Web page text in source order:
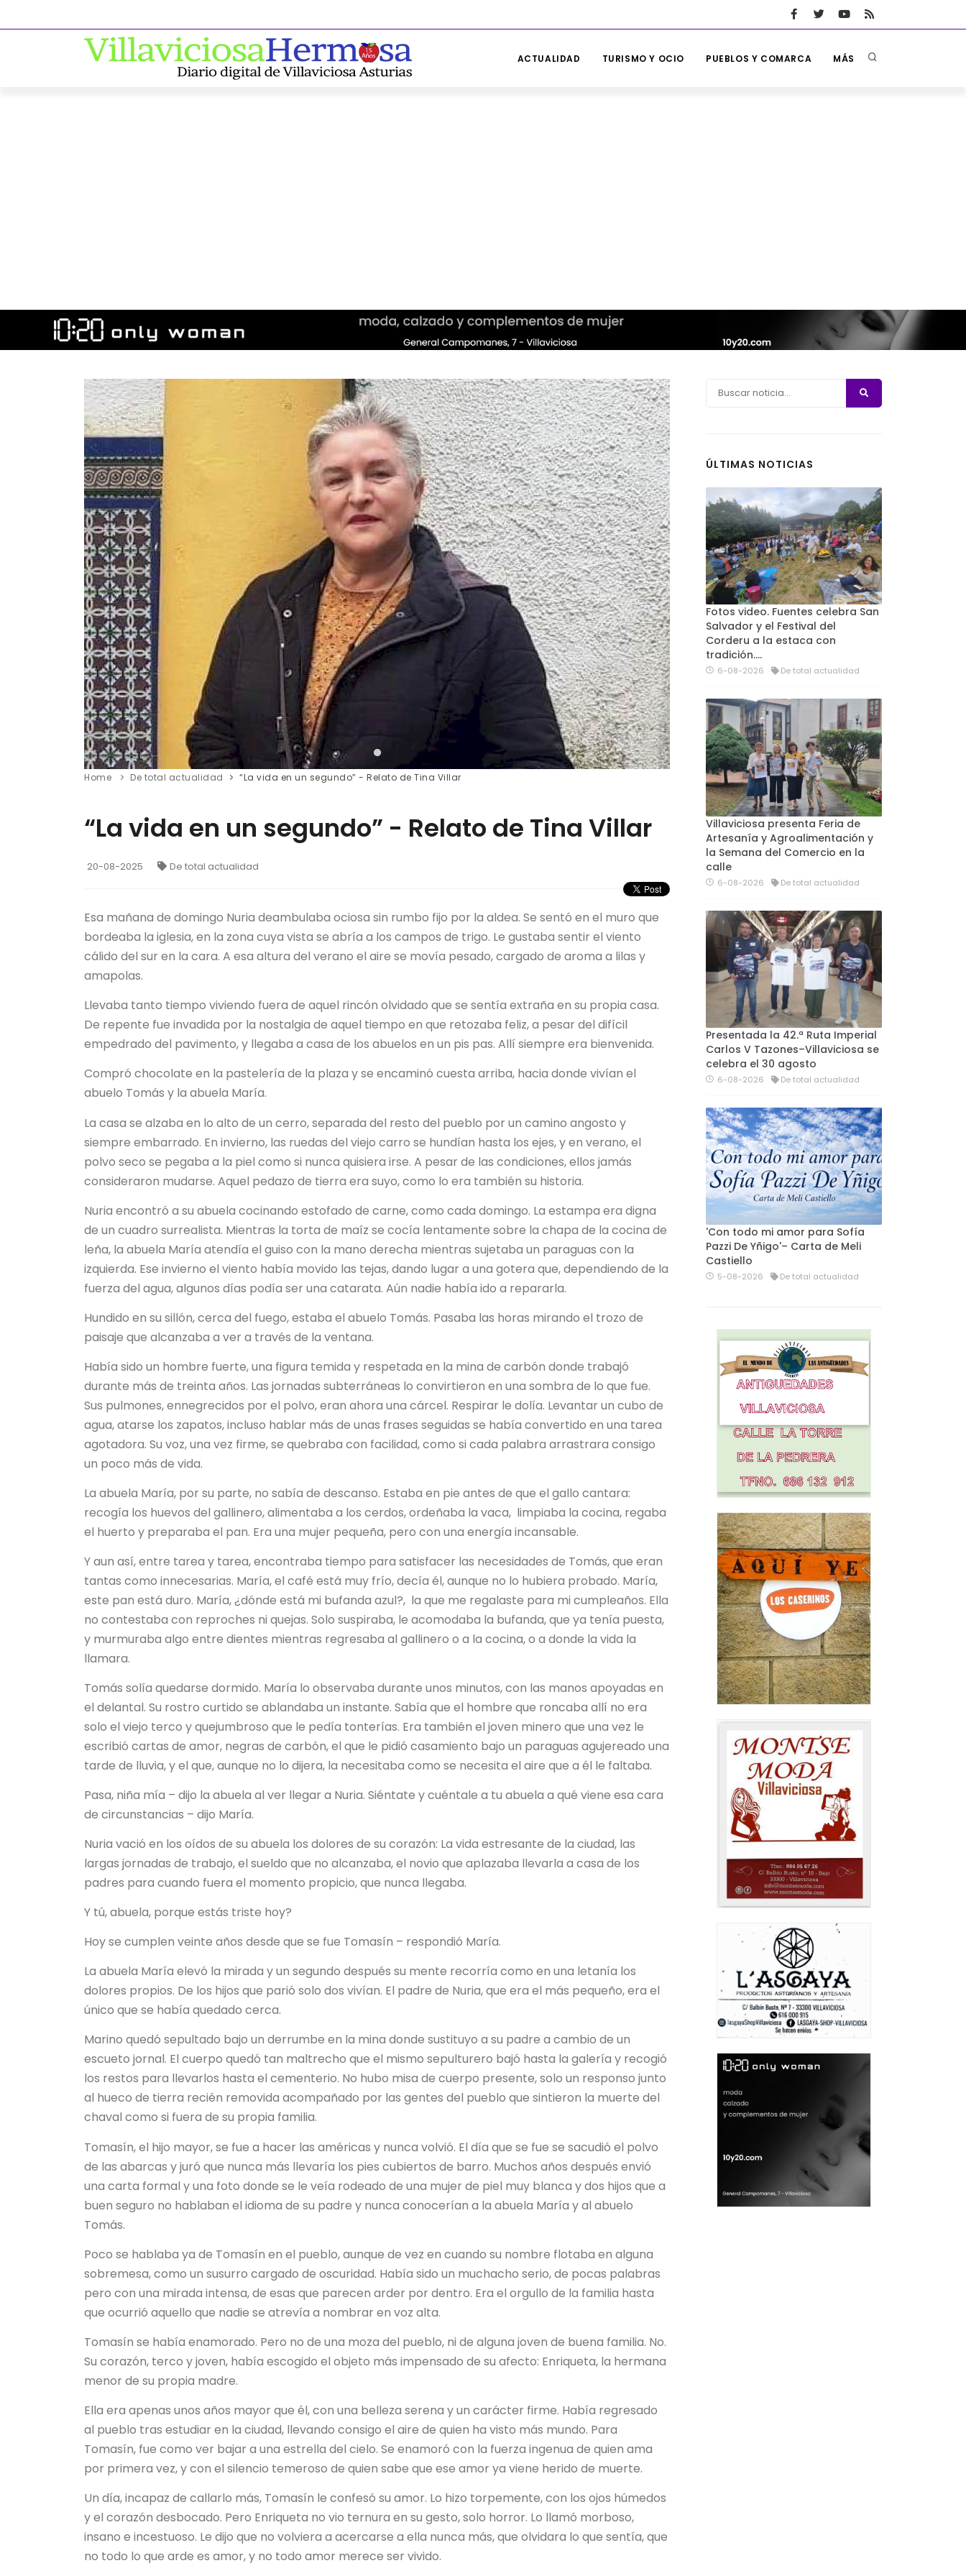
ACTUALIDAD TURISMO Y OCIO PUEBLOS Y COMARCA MÁS
Home De total actualidad “La vida en un segundo” - Relato de Tina Villar
“La vida en un segundo” - Relato de Tina Villar
20-08-2025 De total actualidad
Esa mañana de domingo Nuria deambulaba ociosa sin rumbo fijo por la aldea. Se sentó en el muro que
bordeaba la iglesia, en la zona cuya vista se abría a los campos de trigo. Le gustaba sentir el viento
cálido del sur en la cara. A esa altura del verano el aire se movía pesado, cargado de aroma a lilas y
amapolas.
Llevaba tanto tiempo viviendo fuera de aquel rincón olvidado que se sentía extraña en su propia casa.
De repente fue invadida por la nostalgia de aquel tiempo en que retozaba feliz, a pesar del difícil
empedrado del pavimento, y llegaba a casa de los abuelos en un pis pas. Allí siempre era bienvenida.
Compró chocolate en la pastelería de la plaza y se encaminó cuesta arriba, hacia donde vivían el
abuelo Tomás y la abuela María.
La casa se alzaba en lo alto de un cerro, separada del resto del pueblo por un camino angosto y
siempre embarrado. En invierno, las ruedas del viejo carro se hundían hasta los ejes, y en verano, el
polvo seco se pegaba a la piel como si nunca quisiera irse. A pesar de las condiciones, ellos jamás
consideraron mudarse. Aquel pedazo de tierra era suyo, como lo era también su historia.
Nuria encontró a su abuela cocinando estofado de carne, como cada domingo. La estampa era digna
de un cuadro surrealista. Mientras la torta de maíz se cocía lentamente sobre la chapa de la cocina de
leña, la abuela María atendía el guiso con la mano derecha mientras sujetaba un paraguas con la
izquierda. Ese invierno el viento había movido las tejas, dando lugar a una gotera que, dependiendo de la
fuerza del agua, algunos días podía ser una catarata. Aún nadie había ido a repararla.
Hundido en su sillón, cerca del fuego, estaba el abuelo Tomás. Pasaba las horas mirando el trozo de
paisaje que alcanzaba a ver a través de la ventana.
Había sido un hombre fuerte, una figura temida y respetada en la mina de carbón donde trabajó
durante más de treinta años. Las jornadas subterráneas lo convirtieron en una sombra de lo que fue.
Sus pulmones, ennegrecidos por el polvo, eran ahora una cárcel. Respirar le dolía. Levantar un cubo de
agua, atarse los zapatos, incluso hablar más de unas frases seguidas se había convertido en una tarea
agotadora. Su voz, una vez firme, se quebraba con facilidad, como si cada palabra arrastrara consigo
un poco más de vida.
La abuela María, por su parte, no sabía de descanso. Estaba en pie antes de que el gallo cantara:
recogía los huevos del gallinero, alimentaba a los cerdos, ordeñaba la vaca, limpiaba la cocina, regaba
el huerto y preparaba el pan. Era una mujer pequeña, pero con una energía incansable.
Y aun así, entre tarea y tarea, encontraba tiempo para satisfacer las necesidades de Tomás, que eran
tantas como innecesarias. María, el café está muy frío, decía él, aunque no lo hubiera probado. María,
este pan está duro. María, ¿dónde está mi bufanda azul?, la que me regalaste para mi cumpleaños. Ella
no contestaba con reproches ni quejas. Solo suspiraba, le acomodaba la bufanda, que ya tenía puesta,
y murmuraba algo entre dientes mientras regresaba al gallinero o a la cocina, o a donde la vida la
llamara.
Tomás solía quedarse dormido. María lo observaba durante unos minutos, con las manos apoyadas en
el delantal. Su rostro curtido se ablandaba un instante. Sabía que el hombre que roncaba allí no era
solo el viejo terco y quejumbroso que le pedía tonterías. Era también el joven minero que una vez le
escribió cartas de amor, negras de carbón, el que le pidió casamiento bajo un paraguas agujereado una
tarde de lluvia, y el que, aunque no lo dijera, la necesitaba como se necesita el aire que a él le faltaba.
Pasa, niña mía – dijo la abuela al ver llegar a Nuria. Siéntate y cuéntale a tu abuela a qué viene esa cara
de circunstancias – dijo María.
Nuria vació en los oídos de su abuela los dolores de su corazón: La vida estresante de la ciudad, las
largas jornadas de trabajo, el sueldo que no alcanzaba, el novio que aplazaba llevarla a casa de los
padres para cuando fuera el momento propicio, que nunca llegaba.
Y tú, abuela, porque estás triste hoy?
Hoy se cumplen veinte años desde que se fue Tomasín – respondió María.
La abuela María elevó la mirada y un segundo después su mente recorría como en una letanía los
dolores propios. De los hijos que parió solo dos vivían. El padre de Nuria, que era el más pequeño, era el
único que se había quedado cerca.
Marino quedó sepultado bajo un derrumbe en la mina donde sustituyo a su padre a cambio de un
escueto jornal. El cuerpo quedó tan maltrecho que el mismo sepulturero bajó hasta la galería y recogió
los restos para llevarlos hasta el cementerio. No hubo misa de cuerpo presente, solo un responso junto
al hueco de tierra recién removida acompañado por las gentes del pueblo que sintieron la muerte del
chaval como si fuera de su propia familia.
Tomasín, el hijo mayor, se fue a hacer las américas y nunca volvió. El día que se fue se sacudió el polvo
de las abarcas y juró que nunca más llevaría los pies cubiertos de barro. Muchos años después envió
una carta formal y una foto donde se le veía rodeado de una mujer de piel muy blanca y dos hijos que a
buen seguro no hablaban el idioma de su padre y nunca conocerían a la abuela María y al abuelo
Tomás.
Poco se hablaba ya de Tomasín en el pueblo, aunque de vez en cuando su nombre flotaba en alguna
sobremesa, como un susurro cargado de oscuridad. Había sido un muchacho serio, de pocas palabras
pero con una mirada intensa, de esas que parecen arder por dentro. Era el orgullo de la familia hasta
que ocurrió aquello que nadie se atrevía a nombrar en voz alta.
Tomasín se había enamorado. Pero no de una moza del pueblo, ni de alguna joven de buena familia. No.
Su corazón, terco y joven, había escogido el objeto más impensado de su afecto: Enriqueta, la hermana
menor de su propia madre.
Ella era apenas unos años mayor que él, con una belleza serena y un carácter firme. Había regresado
al pueblo tras estudiar en la ciudad, llevando consigo el aire de quien ha visto más mundo. Para
Tomasín, fue como ver bajar a una estrella del cielo. Se enamoró con la fuerza ingenua de quien ama
por primera vez, y con el silencio temeroso de quien sabe que ese amor ya viene herido de muerte.
Un día, incapaz de callarlo más, Tomasín le confesó su amor. Lo hizo torpemente, con los ojos húmedos
y el corazón desbocado. Pero Enriqueta no vio ternura en su gesto, solo horror. Lo llamó morboso,
insano e incestuoso. Le dijo que no volviera a acercarse a ella nunca más, que olvidara lo que sentía, que
no todo lo que arde es amor, y no todo amor merece ser vivido.
ÚLTIMAS NOTICIAS
Fotos video. Fuentes celebra San
Salvador y el Festival del
Corderu a la estaca con
tradición....
6-08-2026 De total actualidad
Villaviciosa presenta Feria de
Artesanía y Agroalimentación y
la Semana del Comercio en la
calle
6-08-2026 De total actualidad
Presentada la 42.ª Ruta Imperial
Carlos V Tazones–Villaviciosa se
celebra el 30 agosto
6-08-2026 De total actualidad
'Con todo mi amor para Sofía
Pazzi De Yñigo'– Carta de Meli
Castiello
5-08-2026 De total actualidad